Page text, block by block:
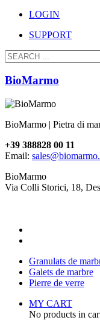
LOGIN
SUPPORT
BioMarmo
BioMarmo | Pietra di
+39 388828 00 11
Email:
BioMarmo
Via Colli Storici, 18,
Granulats de
Galets de marbre
Pierre de verre
MY CART
No products in